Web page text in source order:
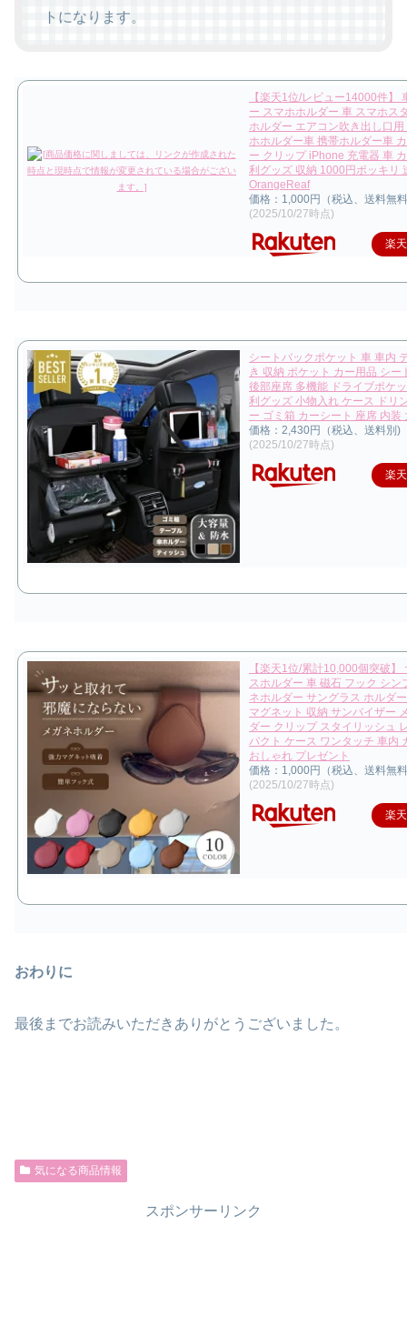
トになります。
【楽天1位/レビュー14000件】
ー スマホホルダー 車 スマホス
ホルダー エアコン吹き出し口用
ホホルダー車 携帯ホルダー車
ー クリップ iPhone 充電器 車
利グッズ 収納 1000円ポッキリ
OrangeReaf
価格：1,000円（税込、送料無
(2025/10/27時点)
楽
シートバックポケット 車 車内
き 収納 ポケット カー用品 シー
後部座席 多機能 ドライブポケ
利グッズ 小物入れ ケース ドリ
ー ゴミ箱 カーシート 座席 内装
価格：2,430円（税込、送料別)
(2025/10/27時点)
楽
【楽天1位/累計10,000個突破】
スホルダー 車 磁石 フック シン
ネホルダー サングラス ホルダ
マグネット 収納 サンバイザー
ダー クリップ スタイリッシュ
パクト ケース ワンタッチ 車内
おしゃれ プレゼント
価格：1,000円（税込、送料無
(2025/10/27時点)
楽
おわりに
最後までお読みいただきありがとうございました。
気になる商品情報
スポンサーリンク